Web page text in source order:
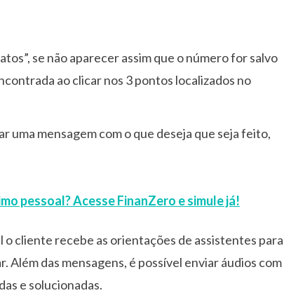
se não aparecer assim que o número for salvo
ao clicar nos 3 pontos localizados no
mensagem com o que deseja que seja feito,
pessoal? Acesse FinanZero e simule já!
cliente recebe as orientações de assistentes para
das mensagens, é possível enviar áudios com
e solucionadas.